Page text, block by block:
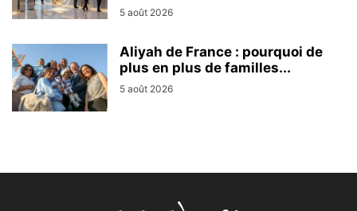
5 août 2026
Aliyah de France : pourquoi de
plus en plus de familles...
5 août 2026